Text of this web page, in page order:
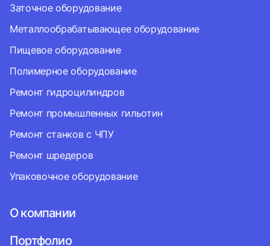
Заточное оборудование
Металлообрабатывающее оборудование
Пищевое оборудование
Полимерное оборудование
Ремонт гидроцилиндров
Ремонт промышленных гильотин
Ремонт станков с ЧПУ
Ремонт шредеров
Упаковочное оборудование
О компании
Портфолио